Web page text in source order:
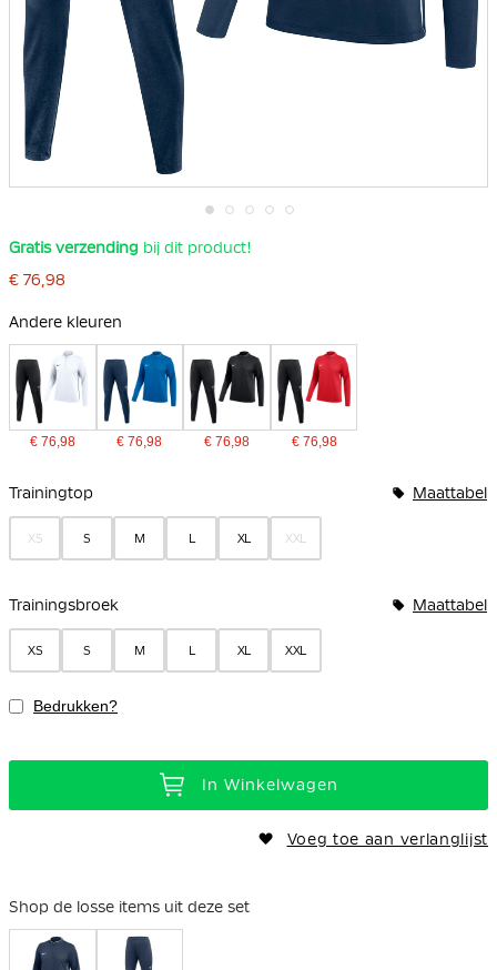
naar
begin
de
Gratis verzending bij dit product!
€ 76,98
Andere kleuren
€ 76,98 € 76,98 € 76,98 € 76,98
Trainingtop Maattabel
XS S M L XL XXL
Trainingsbroek Maattabel
XS S M L XL XXL
Bedrukken?
In Winkelwagen
Voeg toe aan verlanglijst
Shop de losse items uit deze set